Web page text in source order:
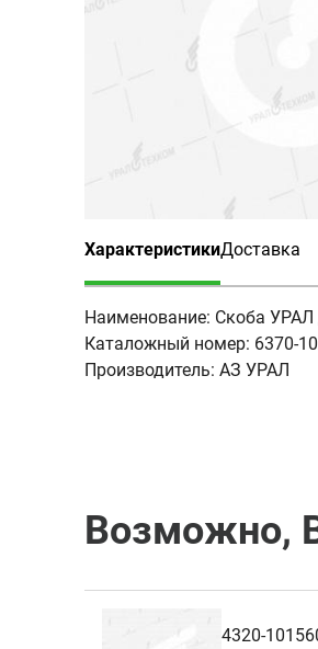
Характеристики
(активная вкладка)
Доставка
Наименование: Скоба УРАЛ
Каталожный номер: 6370-
Производитель: АЗ УРАЛ
Возможно,
4320-